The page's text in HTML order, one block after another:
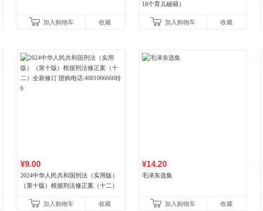
加入购物车 收藏
18个育儿秘籍）
加入购物车 收藏
¥9.00
2024中华人民共和国刑法（实用版）
（第十版）根据刑法修正案（十二）
加入购物车
收藏
¥14.20
毛泽东选集
加入购物车 收藏